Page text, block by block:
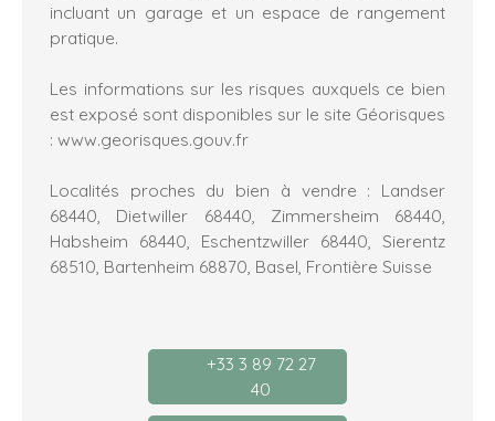
incluant un garage et un espace de rangement
pratique.
Les informations sur les risques auxquels ce bien
est exposé sont disponibles sur le site Géorisques
: www.georisques.gouv.fr
Localités proches du bien à vendre : Landser
68440, Dietwiller 68440, Zimmersheim 68440,
Habsheim 68440, Eschentzwiller 68440, Sierentz
68510, Bartenheim 68870, Basel, Frontière Suisse
+33 3 89 72 27
40